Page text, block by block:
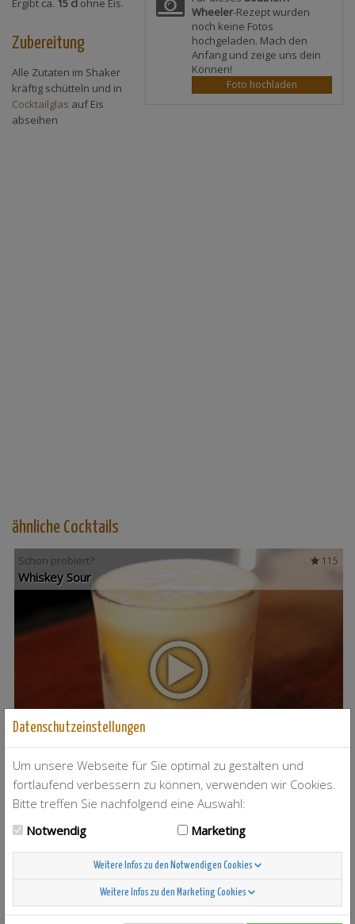
Wheeler-Rezept wurden
noch keine Fotos
hochgeladen. Mach den
Anfang und zeige uns dein
Können!
Foto hochladen
Ergibt ca. 15 cl ohne Eis.
Zubereitung
Alle Zutaten im Shaker
kräftig schütteln und in
Cocktailglas auf Eis
abseihen
ähnliche Cocktails
115
Schon probiert?
Whiskey Sour
T-Berry
Datenschutzeinstellungen
Um unsere Webseite für Sie optimal zu gestalten und
fortlaufend verbessern zu können, verwenden wir Cookies.
Bitte treffen Sie nachfolgend eine Auswahl:
Notwendig
Marketing
Weitere Infos zu den Notwendigen Cookies
Weitere Infos zu den Marketing Cookies